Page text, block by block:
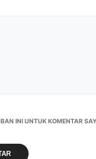
INI UNTUK KOMENTAR